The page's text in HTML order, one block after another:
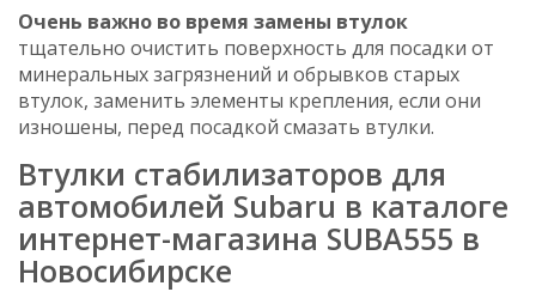
Очень важно во время замены втулок
тщательно очистить поверхность для посадки от
минеральных загрязнений и обрывков старых
втулок, заменить элементы крепления, если они
изношены, перед посадкой смазать втулки.
Втулки стабилизаторов для
автомобилей Subaru в каталоге
интернет-магазина SUBA555 в
Новосибирске